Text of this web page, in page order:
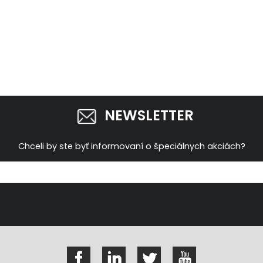
NEWSLETTER
Chceli by ste byť informovaní o špeciálnych akciách?